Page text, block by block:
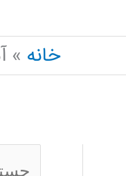
خانه